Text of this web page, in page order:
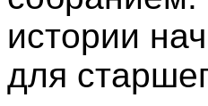
истории
для